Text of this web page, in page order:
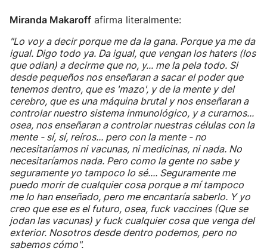
Miranda Makaroff afirma literalmente:
"Lo voy a decir porque me da la gana. Porque ya me da
igual. Digo todo ya. Da igual, que vengan los haters (los
que odian) a decirme que no, y... me la pela todo. Si
desde pequeños nos enseñaran a sacar el poder que
tenemos dentro, que es 'mazo', y de la mente y del
cerebro, que es una máquina brutal y nos enseñaran a
controlar nuestro sistema inmunológico, y a curarnos...
osea, nos enseñaran a controlar nuestras células con la
mente - sí, sí, reíros... pero con la mente - no
necesitaríamos ni vacunas, ni medicinas, ni nada. No
necesitaríamos nada. Pero como la gente no sabe y
seguramente yo tampoco lo sé.... Seguramente me
puedo morir de cualquier cosa porque a mí tampoco
me lo han enseñado, pero me encantaría saberlo. Y yo
creo que ese es el futuro, osea, fuck vaccines (Que se
jodan las vacunas) y fuck cualquier cosa que venga del
exterior. Nosotros desde dentro podemos, pero no
sabemos cómo".